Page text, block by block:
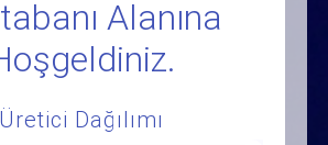
Alanına
Üretici Dağılımı